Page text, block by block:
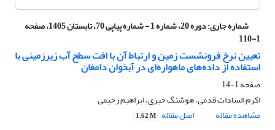
شماره جاری: دوره 20، شماره 1 - شماره پیاپی 70، تابستان 1405، صفحه
1-110
تعیین نرخ فرونشست زمین و ارتباط آن با افت سطح آب زیرزمینی با
استفاده از داده‌های ماهواره‌ای در آبخوان دامغان
صفحه1-14
اکرم السادات قدمی، هوشنگ خیری، ابراهیم رحیمی
مشاهده مقاله
اصل مقاله 1.62 M